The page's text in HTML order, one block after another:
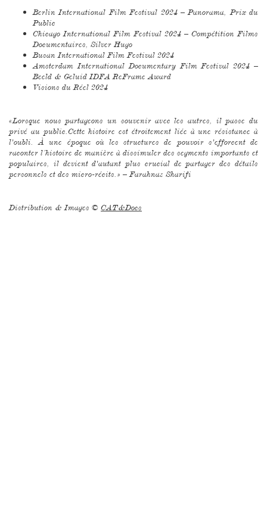
Berlin International Film Festival 2024 – Panorama, Prix du
Public
Chicago International Film Festival 2024 – Compétition Films
Documentaires, Silver Hugo
Busan International Film Festival 2024
Amsterdam International Documentary Film Festival 2024 –
Beeld & Geluid IDFA ReFrame Award
Visions du Réel 2024
«Lorsque nous partageons un souvenir avec les autres, il passe du
privé au public.Cette histoire est étroitement liée à une résistance à
l'oubli. À une époque où les structures de pouvoir s'efforcent de
raconter l’histoire de manière à dissimuler des segments importants et
populaires, il devient d'autant plus crucial de partager des détails
personnels et des micro-récits.» – Farahnaz Sharifi
Distribution & Images © CAT&Docs